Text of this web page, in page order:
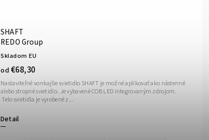
SHAFT
REDO Group
Skladom EU
od €68,30
Detail
Nastaviteľné vonkajšie svietidlo SHAFT je možné aplikovať ako nástenné
alebo stropné svietidlo. Je vybavené COB LED integrovaným zdrojom.
Telo svietidla je vyrobené z...